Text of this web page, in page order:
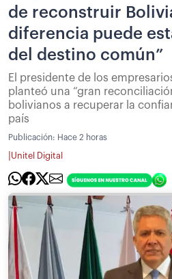
de reconstruir
diferencia puede
del destino común”
El presidente de los
planteó una “gran
bolivianos a recuperar la
país
Publicación: Hace 2 horas
Unitel Digital